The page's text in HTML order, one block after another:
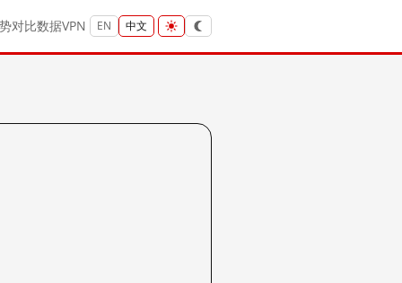
对比数据VPN EN 中文